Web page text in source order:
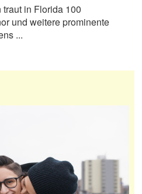
in Florida 100
und weitere prominente
...